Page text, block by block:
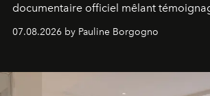
documentaire officiel mêlant
générationnel.
07.08.2026 by Pauline Borgogno